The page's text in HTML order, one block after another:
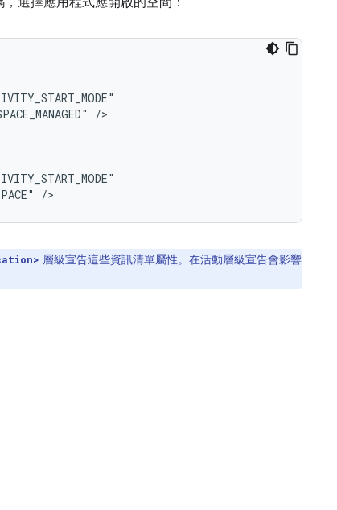
/>
層級宣告這些資訊清單屬性。在活動層級宣告會影響